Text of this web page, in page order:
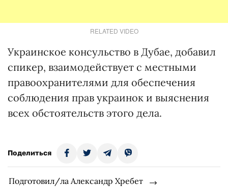
RELATED VIDEO
Украинское консульство в Дубае, добавил
спикер, взаимодействует с местными
правоохранителями для обеспечения
соблюдения прав украинок и выяснения
всех обстоятельств этого дела.
Поделиться
Подготовил/ла Александр Хребет